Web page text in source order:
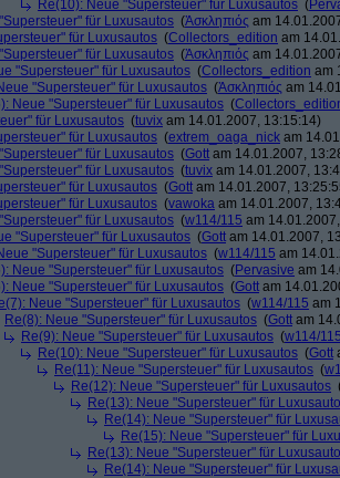
Re(10): Neue "Supersteuer" für Luxusautos (
für Luxusautos (Ἀσκληπιός am
für Luxusautos (Collectors_edition am
für Luxusautos (Ἀσκληπιός am
"Supersteuer" für Luxusautos (Collectors_edition am
"Supersteuer" für Luxusautos (Ἀσκληπιός am
Neue "Supersteuer" für Luxusautos (
für Luxusautos (tuvix am 14.01.2007, 13:15:14)
für Luxusautos (extrem_oaga_nick am
für Luxusautos (Gott am 14.01.2007,
für Luxusautos (tuvix am 14.01.2007,
für Luxusautos (Gott am 14.01.2007,
für Luxusautos (vawoka am 14.01.2007,
für Luxusautos (w114/115 am
"Supersteuer" für Luxusautos (Gott am 14.01.2007,
"Supersteuer" für Luxusautos (w114/115 am
Neue "Supersteuer" für Luxusautos (Pervasive am
Neue "Supersteuer" für Luxusautos (Gott am
Neue "Supersteuer" für Luxusautos (w114/115 am
Re(8): Neue "Supersteuer" für Luxusautos (Gott am
Re(9): Neue "Supersteuer" für Luxusautos (w114/
Re(10): Neue "Supersteuer" für Luxusautos (Gott
Re(11): Neue "Supersteuer" für Luxusautos (
Re(12): Neue "Supersteuer" für Luxusautos
Re(13): Neue "Supersteuer" für
Re(14): Neue "Supersteuer" für
Re(15): Neue "Supersteuer" für
Re(13): Neue "Supersteuer" für
Re(14): Neue "Supersteuer" für